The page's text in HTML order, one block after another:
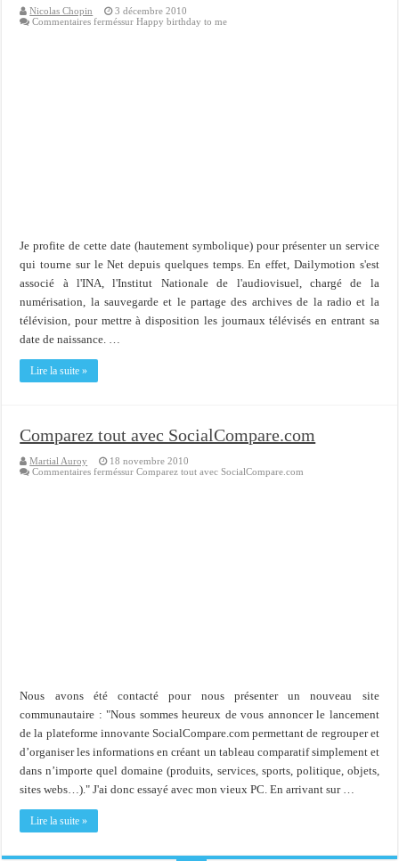
Nicolas Chopin
3 décembre 2010
Commentaires ferméssur Happy birthday to me
Je profite de cette date (hautement symbolique) pour présenter un service
qui tourne sur le Net depuis quelques temps. En effet, Dailymotion s'est
associé à l'INA, l'Institut Nationale de l'audiovisuel, chargé de la
numérisation, la sauvegarde et le partage des archives de la radio et la
télévision, pour mettre à disposition les journaux télévisés en entrant sa
date de naissance. …
Lire la suite »
Comparez tout avec SocialCompare.com
Martial Auroy
18 novembre 2010
Commentaires ferméssur Comparez tout avec SocialCompare.com
Nous avons été contacté pour nous présenter un nouveau site
communautaire : "Nous sommes heureux de vous annoncer le lancement
de la plateforme innovante SocialCompare.com permettant de regrouper et
d’organiser les informations en créant un tableau comparatif simplement et
dans n’importe quel domaine (produits, services, sports, politique, objets,
sites webs…)." J'ai donc essayé avec mon vieux PC. En arrivant sur …
Lire la suite »